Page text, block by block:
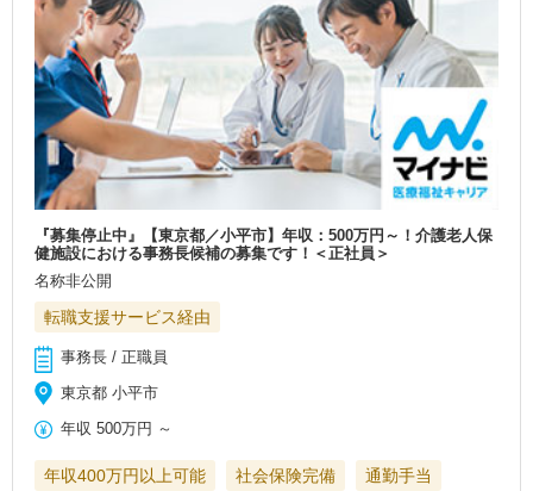
『募集停止中』【東京都／小平市】年収：500万円～！介護老人保
健施設における事務長候補の募集です！＜正社員＞
名称非公開
転職支援サービス経由
事務長 / 正職員
東京都 小平市
年収 500万円 ～
年収400万円以上可能 社会保険完備
通勤手当